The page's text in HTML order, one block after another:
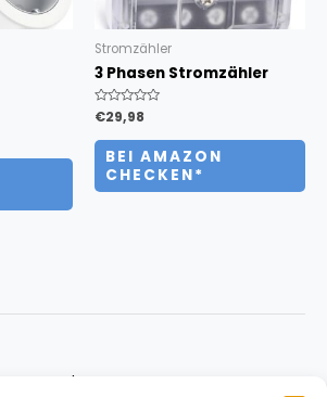
Stromzähler
3 Phasen Stromzähler
Bewertet
mit
0
von
€29,98
BEI AMAZON
CHECKEN*
About